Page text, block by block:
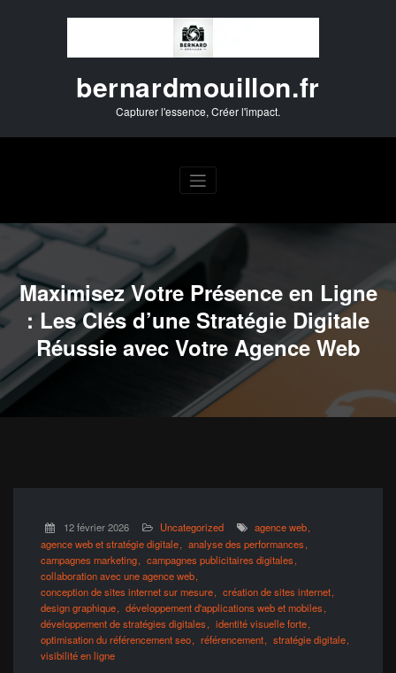
bernardmouillon.fr
Capturer l'essence, Créer l'impact.
Maximisez Votre Présence en Ligne
: Les Clés d’une Stratégie Digitale
Réussie avec Votre Agence Web
12 février 2026 Uncategorized
agence web
agence web et stratégie digitale
analyse des performances
campagnes marketing
campagnes publicitaires digitales
collaboration avec une agence web
conception de sites internet sur mesure
création de sites internet
design graphique
développement d'applications web et mobiles
développement de stratégies digitales
identité visuelle forte
optimisation du référencement seo
référencement
stratégie digitale
visibilité en ligne